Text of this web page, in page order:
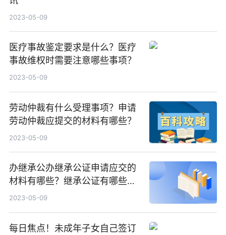
2023-05-09
医疗事故鉴定要求是什么？医疗
事故维权时需要注意哪些事项？
2023-05-09
劳动仲裁有什么受理事项？申请
劳动仲裁应提交的材料有哪些？
2023-05-09
办继承公办继承公证申请应交的
材料有哪些？继承公证有哪些注
意事项？
2023-05-09
每日焦点！未成年子女自己签订